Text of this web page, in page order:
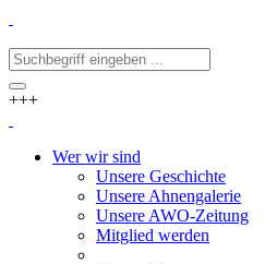
+++
Wer wir sind
Unsere Geschichte
Unsere Ahnengalerie
Unsere AWO-Zeitung
Mitglied werden